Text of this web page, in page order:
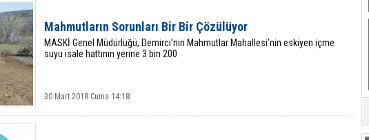
Mahmutların Sorunları Bir Bir Çözülüyor
MASKİ Genel Müdürlüğü, Demirci’nin Mahmutlar Mahallesi’nin eskiyen içme
suyu isale hattının yerine 3 bin 200
30 Mart 2018 Cuma 14:18